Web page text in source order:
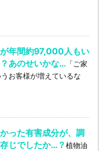
年間約97,000人もい
あのせいかな… 「ご家
お客様が増えているな
った有害成分が、調
じでしたか…？ 植物油